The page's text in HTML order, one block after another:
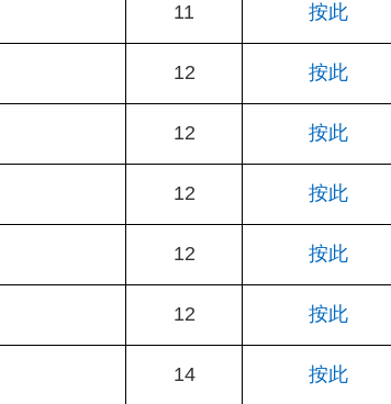
11 按此
12 按此
12 按此
12 按此
12 按此
12 按此
14 按此